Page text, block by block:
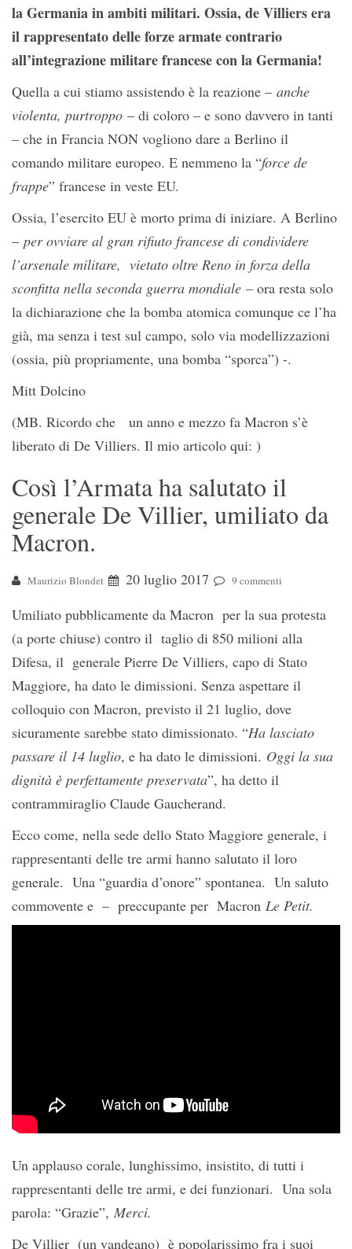
la Germania in ambiti militari. Ossia, de Villiers era
il rappresentato delle forze armate contrario
all’integrazione militare francese con la Germania!
Quella a cui stiamo assistendo è la reazione – anche
violenta, purtroppo – di coloro – e sono davvero in tanti
– che in Francia NON vogliono dare a Berlino il
comando militare europeo. E nemmeno la “force de
frappe” francese in veste EU.
Ossia, l’esercito EU è morto prima di iniziare. A Berlino
– per ovviare al gran rifiuto francese di condividere
l’arsenale militare, vietato oltre Reno in forza della
sconfitta nella seconda guerra mondiale – ora resta solo
la dichiarazione che la bomba atomica comunque ce l’ha
già, ma senza i test sul campo, solo via modellizzazioni
(ossia, più propriamente, una bomba “sporca”) -.
Mitt Dolcino
(MB. Ricordo che un anno e mezzo fa Macron s’è
liberato di De Villiers. Il mio articolo qui: )
Così l’Armata ha salutato il
generale De Villier, umiliato da
Macron.
Maurizio Blondet 20 luglio 2017 9 commenti
Umiliato pubblicamente da Macron per la sua protesta
(a porte chiuse) contro il taglio di 850 milioni alla
Difesa, il generale Pierre De Villiers, capo di Stato
Maggiore, ha dato le dimissioni. Senza aspettare il
colloquio con Macron, previsto il 21 luglio, dove
sicuramente sarebbe stato dimissionato. “Ha lasciato
passare il 14 luglio, e ha dato le dimissioni. Oggi la sua
dignità è perfettamente preservata”, ha detto il
contrammiraglio Claude Gaucherand.
Ecco come, nella sede dello Stato Maggiore generale, i
rappresentanti delle tre armi hanno salutato il loro
generale. Una “guardia d’onore” spontanea. Un saluto
commovente e – preccupante per Macron Le Petit.
Un applauso corale, lunghissimo, insistito, di tutti i
rappresentanti delle tre armi, e dei funzionari. Una sola
parola: “Grazie”, Merci.
De Villier (un vandeano) è popolarissimo fra i suoi